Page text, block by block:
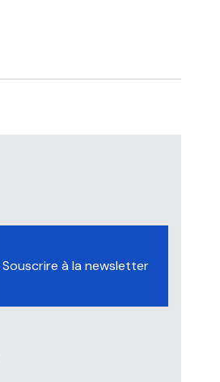
Souscrire à la newsletter